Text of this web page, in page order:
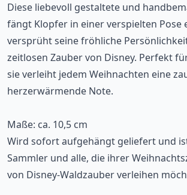
Diese liebevoll gestaltete und
fängt Klopfer in einer verspielten Pose
versprüht seine fröhliche
zeitlosen Zauber von Disney. Perfekt
sie verleiht jedem Weihnachten eine
herzerwärmende Note.
Maße: ca. 10,5 cm
Wird sofort aufgehängt geliefert und
Sammler und alle, die ihrer
von Disney-Waldzauber verleihen